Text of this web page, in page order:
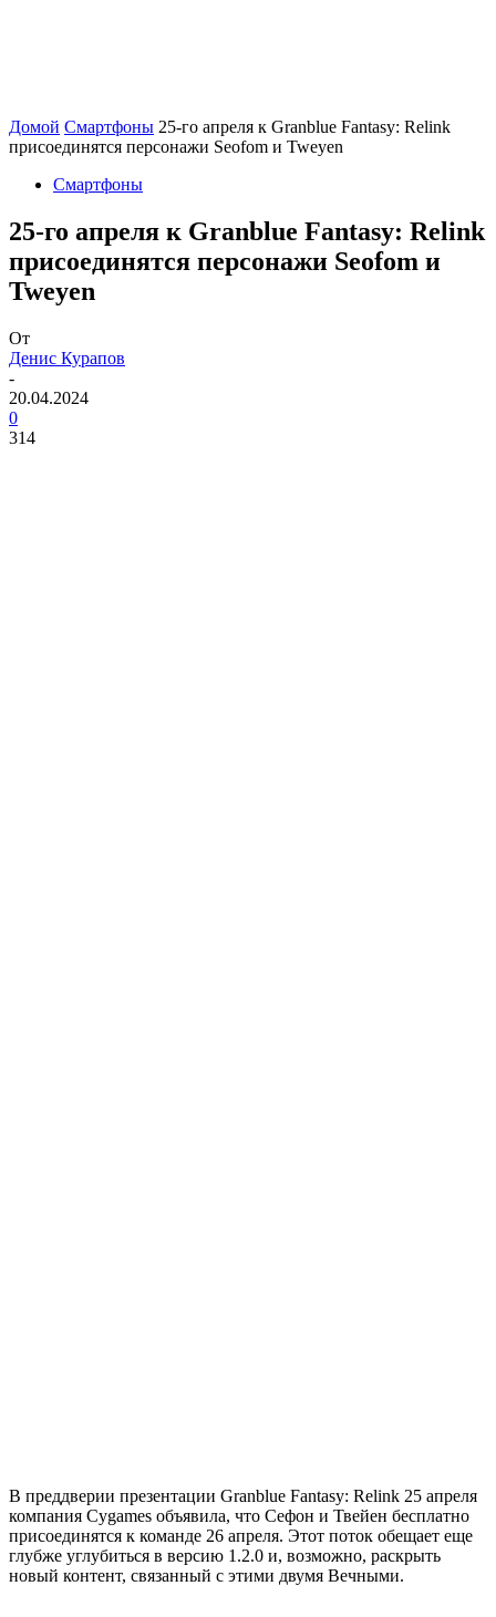
Домой Смартфоны 25-го апреля к Granblue Fantasy: Relink
присоединятся персонажи Seofom и Tweyen
Смартфоны
25-го апреля к Granblue Fantasy: Relink
присоединятся персонажи Seofom и
Tweyen
От
Денис Курапов
-
20.04.2024
0
314
В преддверии презентации Granblue Fantasy: Relink 25 апреля
компания Cygames объявила, что Сефон и Твейен бесплатно
присоединятся к команде 26 апреля. Этот поток обещает еще
глубже углубиться в версию 1.2.0 и, возможно, раскрыть
новый контент, связанный с этими двумя Вечными.